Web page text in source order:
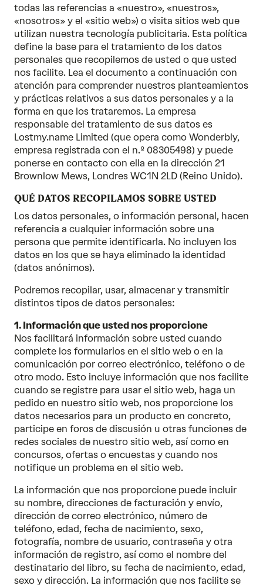
todas las referencias a «nuestro», «nuestros»,
«nosotros» y el «sitio web») o visita sitios web que
utilizan nuestra tecnología publicitaria. Esta política
define la base para el tratamiento de los datos
personales que recopilemos de usted o que usted
nos facilite. Lea el documento a continuación con
atención para comprender nuestros planteamientos
y prácticas relativos a sus datos personales y a la
forma en que los trataremos. La empresa
responsable del tratamiento de sus datos es
Lostmy.name Limited (que opera como Wonderbly,
empresa registrada con el n.º 08305498) y puede
ponerse en contacto con ella en la dirección 21
Brownlow Mews, Londres WC1N 2LD (Reino Unido).
QUÉ DATOS RECOPILAMOS SOBRE USTED
Los datos personales, o información personal, hacen
referencia a cualquier información sobre una
persona que permite identificarla. No incluyen los
datos en los que se haya eliminado la identidad
(datos anónimos).
Podremos recopilar, usar, almacenar y transmitir
distintos tipos de datos personales:
1. Información que usted nos proporcione
Nos facilitará información sobre usted cuando
complete los formularios en el sitio web o en la
comunicación por correo electrónico, teléfono o de
otro modo. Esto incluye información que nos facilite
cuando se registre para usar el sitio web, haga un
pedido en nuestro sitio web, nos proporcione los
datos necesarios para un producto en concreto,
participe en foros de discusión u otras funciones de
redes sociales de nuestro sitio web, así como en
concursos, ofertas o encuestas y cuando nos
notifique un problema en el sitio web.
La información que nos proporcione puede incluir
su nombre, direcciones de facturación y envío,
dirección de correo electrónico, número de
teléfono, edad, fecha de nacimiento, sexo,
fotografía, nombre de usuario, contraseña y otra
información de registro, así como el nombre del
destinatario del libro, su fecha de nacimiento, edad,
sexo y dirección. La información que nos facilite se